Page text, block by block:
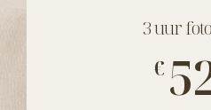
3 uur
€